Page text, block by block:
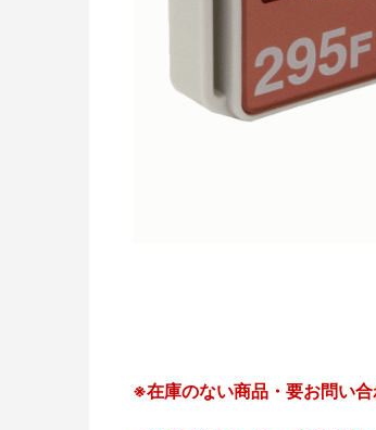
※在庫のない商品・要お問い